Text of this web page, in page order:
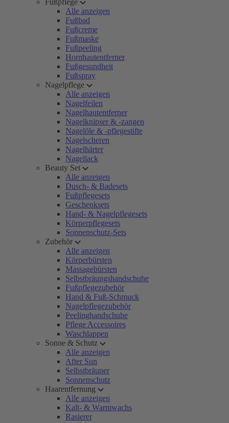
Fußpflege
Alle anzeigen
Fußbad
Fußcreme
Fußmaske
Fußpeeling
Hornhautentferner
Fußgesundheit
Fußspray
Nagelpflege
Alle anzeigen
Nagelfeilen
Nagelhautentferner
Nagelknipser & -zangen
Nagelöle & -pflegestifte
Nagelscheren
Nagelhärter
Nagellack
Beauty Set
Alle anzeigen
Dusch- & Badesets
Fußpflegesets
Geschenksets
Hand- & Nagelpflegesets
Körperpflegesets
Sonnenschutz-Sets
Zubehör
Alle anzeigen
Körperbürsten
Massagebürsten
Selbstbräungshandschuhe
Fußpflegezubehör
Hand & Fuß-Schmuck
Nagelpflegezubehör
Peelinghandschuhe
Pflege Accessoires
Waschlappen
Sonne & Schutz
Alle anzeigen
After Sun
Selbstbräuner
Sonnenschutz
Haarentfernung
Alle anzeigen
Kalt- & Warmwachs
Rasierer